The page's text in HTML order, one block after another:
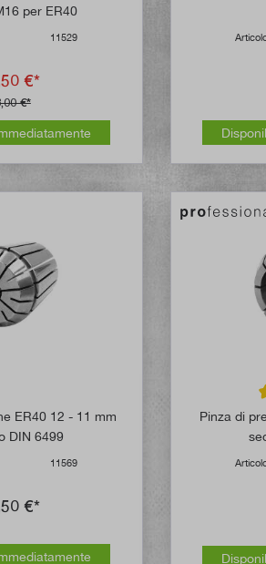
per ER40
11529
€*
€*
ER40 12 - 11 mm
DIN 6499
11569
€*
Pinza di